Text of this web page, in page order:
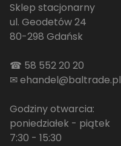
Sklep stacjonarny
ul. Geodetów 24
80-298 Gdańsk
☎ 58 552 20 20
✉ehandel@baltrade.pl
Godziny otwarcia:
poniedziałek - piątek
7:30 - 15:30